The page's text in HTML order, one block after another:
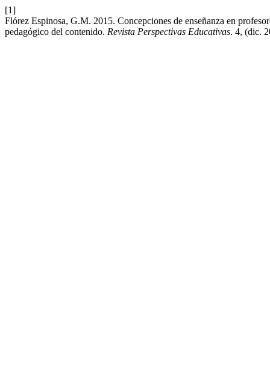
[1]
Flórez Espinosa, G.M. 2015. Concepciones de enseñanza en
pedagógico del contenido. Revista Perspectivas Educativas. 4, (dic.